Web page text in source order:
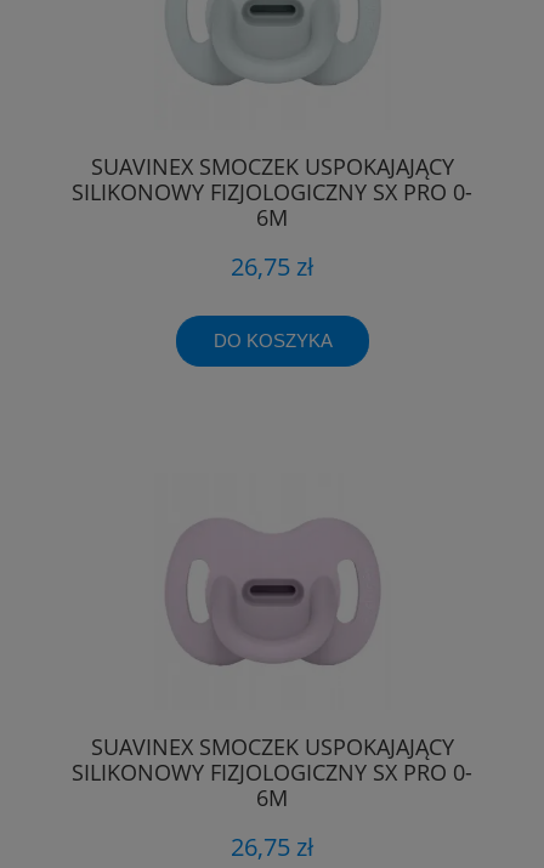
SUAVINEX SMOCZEK USPOKAJAJĄCY
SILIKONOWY FIZJOLOGICZNY SX PRO 0-
6M
26,75 zł
DO KOSZYKA
SUAVINEX SMOCZEK USPOKAJAJĄCY
SILIKONOWY FIZJOLOGICZNY SX PRO 0-
6M
26,75 zł